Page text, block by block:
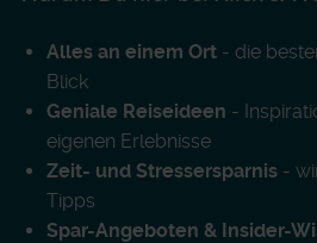
Alles an einem Ort - die
Blick
Geniale Reiseideen -
eigenen Erlebnisse
Zeit- und Stressersparnis -
Tipps
Spar-Angeboten & Insider-